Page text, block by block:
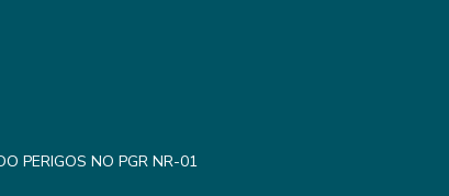
PERIGOS NO PGR NR-01